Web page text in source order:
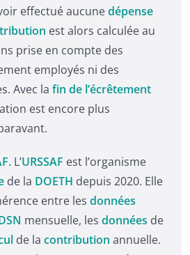
effectué aucunedépense
est alors calculée au
prise en compte des
employés ni des
Avec la fin de l’écrêtement
est encore plus
L’URSSAF est l’organisme
de la DOETH depuis 2020. Elle
entre les données
mensuelle, les données de
de la contribution annuelle.